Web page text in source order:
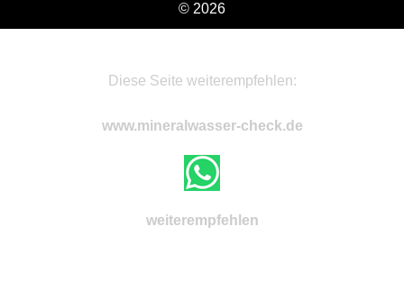
© 2026
Diese Seite weiterempfehlen:
www.mineralwasser-check.de
weiterempfehlen